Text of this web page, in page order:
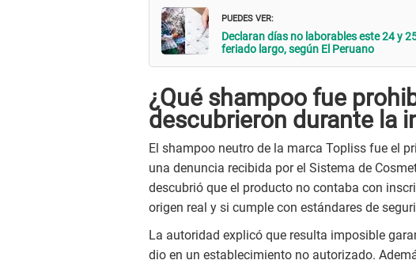
PUEDES VER:
Declaran días no laborables este 24 y
feriado largo, según El Peruano
¿Qué shampoo fue
descubrieron durante la
El shampoo neutro de la marca Topliss fue el
una denuncia recibida por el Sistema de
descubrió que el producto no contaba con
origen real y si cumple con estándares de
La autoridad explicó que resulta imposible
dio en un establecimiento no autorizado.